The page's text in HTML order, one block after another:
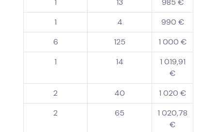
1
13
985 €
1
4
990 €
6
125
1 000 €
1
14
1 019,91
€
2
40
1 020 €
2
65
1 020,78
€